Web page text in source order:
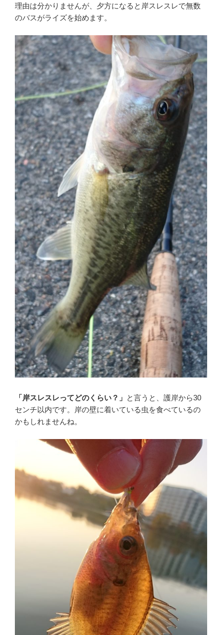
理由は分かりませんが、夕方になると岸スレスレで無数
のバスがライズを始めます。
「岸スレスレってどのくらい？」 と言うと、護岸から30
センチ以内です。岸の壁に着いている虫を食べているの
かもしれませんね。